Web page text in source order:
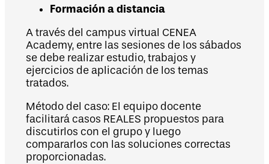
Formación a distancia
A través del campus virtual CENEA
Academy, entre las sesiones de los sábados
se debe realizar estudio, trabajos y
ejercicios de aplicación de los temas
tratados.
Método del caso: El equipo docente
facilitará casos REALES propuestos para
discutirlos con el grupo y luego
compararlos con las soluciones correctas
proporcionadas.